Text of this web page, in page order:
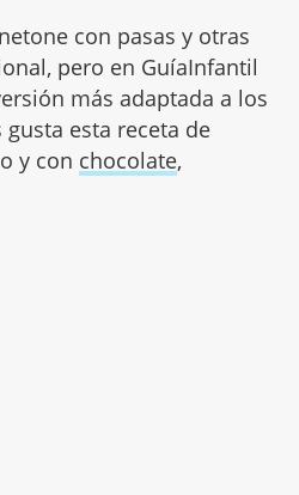
con pasas y otras
pero en GuíaInfantil
más adaptada a los
esta receta de
y con chocolate,